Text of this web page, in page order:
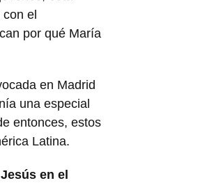
el
por qué María
en Madrid
una especial
entonces, estos
Latina.
Jesús en el